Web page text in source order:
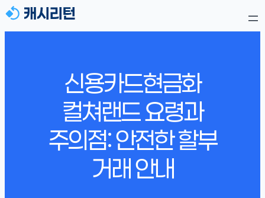
신용카드현금화
컬쳐랜드 요령과
주의점: 안전한 할부
거래 안내